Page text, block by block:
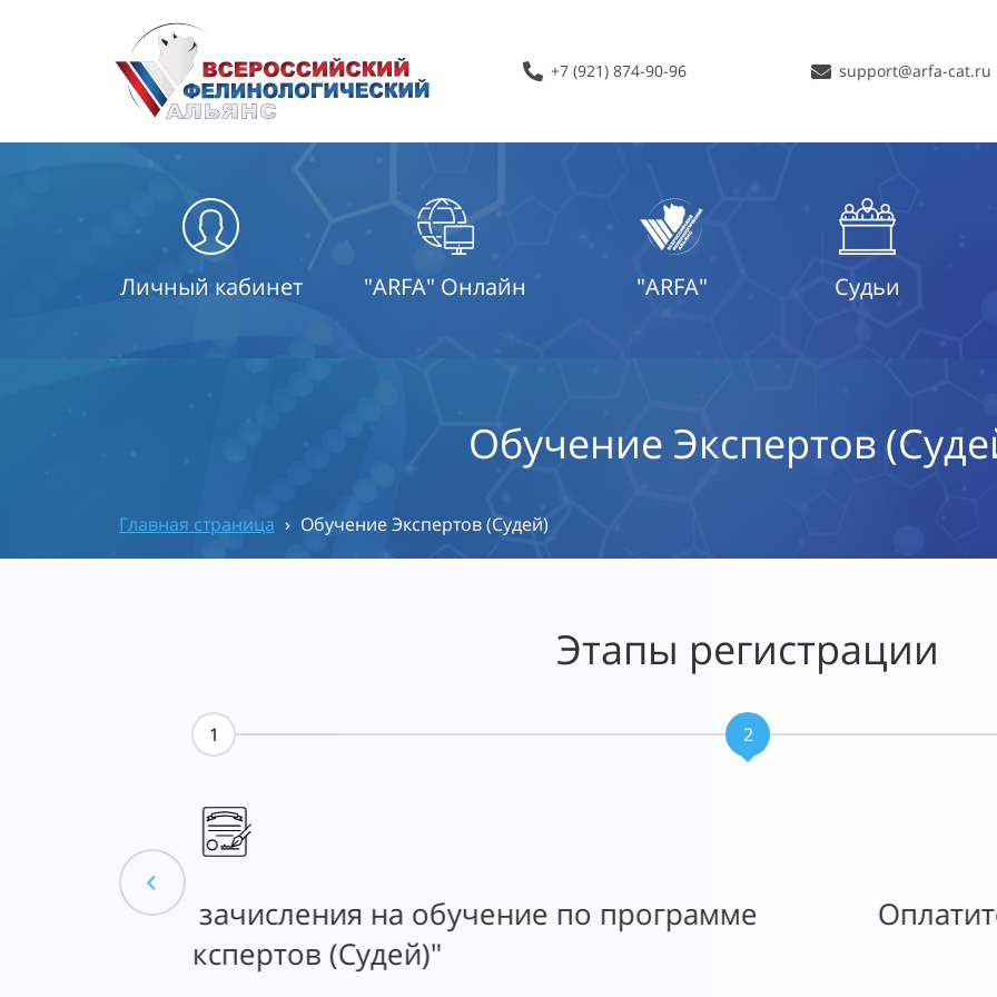
+7 (921) 874-90-96 support@arfa-cat.ru
Личный кабинет "ARFA" Онлайн "ARFA" Судьи
Обучение Экспертов
Главная страница › Обучение Экспертов (Судей)
Этапы регистрации
1 2
программе
Оплатите взнос для перерегистрации